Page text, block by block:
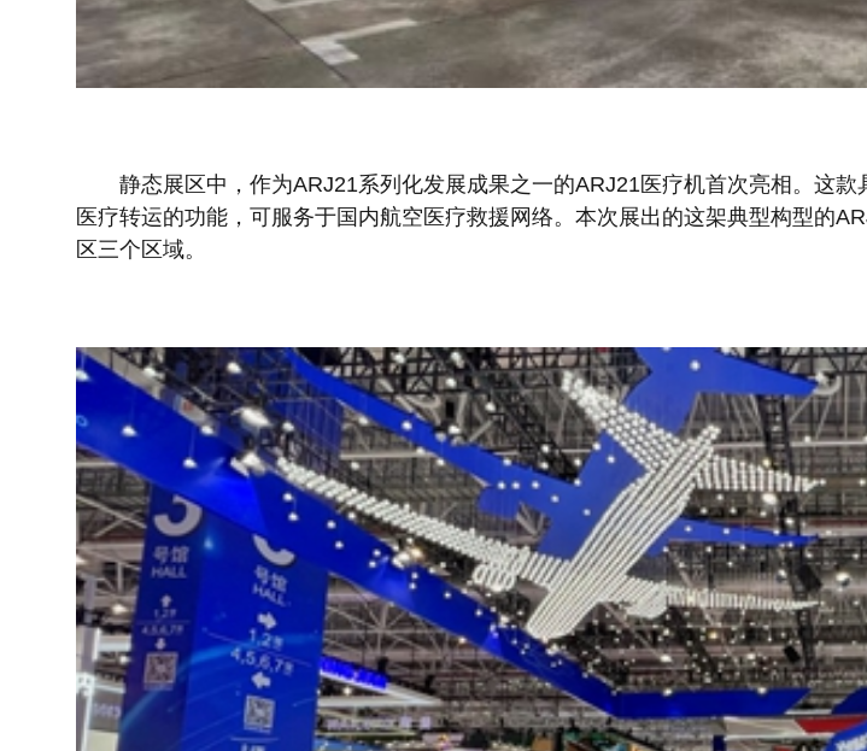
静态展区中，作为ARJ21系列化发展成果之一的ARJ21医疗机首次亮相。这款
医疗转运的功能，可服务于国内航空医疗救援网络。本次展出的这架典型构型的
区三个区域。